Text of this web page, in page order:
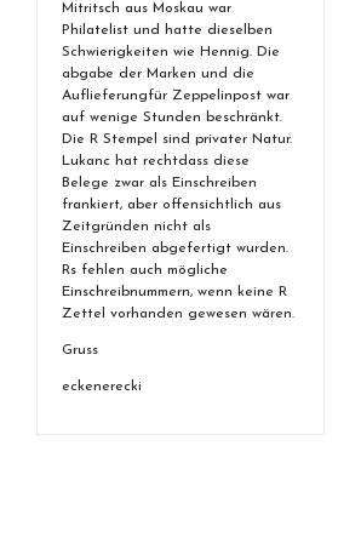
Mitritsch aus Moskau war
Philatelist und hatte dieselben
Schwierigkeiten wie Hennig. Die
abgabe der Marken und die
Auflieferungfür Zeppelinpost war
auf wenige Stunden beschränkt.
Die R Stempel sind privater Natur.
Lukanc hat rechtdass diese
Belege zwar als Einschreiben
frankiert, aber offensichtlich aus
Zeitgründen nicht als
Einschreiben abgefertigt wurden.
Rs fehlen auch mögliche
Einschreibnummern, wenn keine R
Zettel vorhanden gewesen wären.
Gruss
eckenerecki